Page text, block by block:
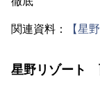
関連資料： 【星
星野リゾート